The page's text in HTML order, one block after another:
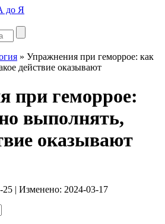
до Я
» Упражнения при геморрое: как
действие оказывают
при геморрое:
выполнять,
оказывают
25 | Изменено: 2024-03-17